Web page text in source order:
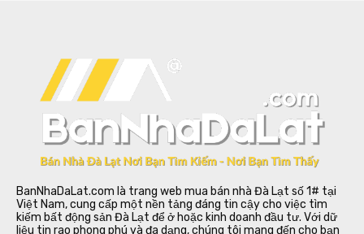
BanNhaDaLat.com là trang web mua bán nhà Đà Lạt số 1# tại
Việt Nam, cung cấp một nền tảng đáng tin cậy cho việc tìm
kiếm bất động sản Đà Lạt để ở hoặc kinh doanh đầu tư. Với dữ
liệu tin rao phong phú và đa dạng, chúng tôi mang đến cho bạn